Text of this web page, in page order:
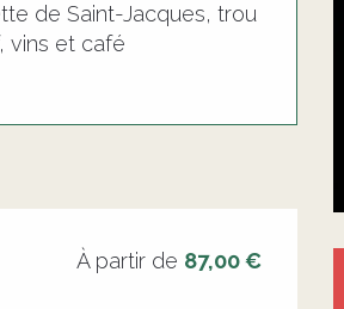
de Saint-Jacques, trou
vins et café
À partir de 87,00 €